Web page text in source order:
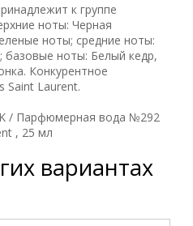
к группе
ноты: Черная
ноты; средние ноты:
ноты: Белый кедр,
Конкурентное
Saint Laurent.
/ Парфюмерная вода №292
, 25 мл
вариантах